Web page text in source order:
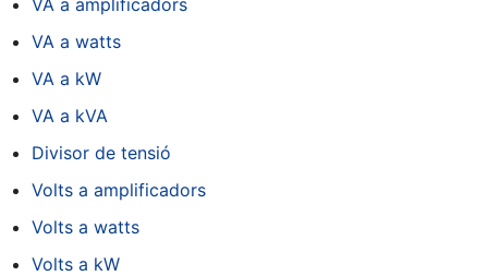
VA a amplificadors
VA a watts
VA a kW
VA a kVA
Divisor de tensió
Volts a amplificadors
Volts a watts
Volts a kW